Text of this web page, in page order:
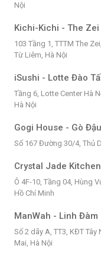
Nội
Kichi-Kichi - The
103 Tầng 1, TTTM The
Từ Liêm, Hà Nội
iSushi - Lotte Đào
Tầng 6, Lotte Center Hà
Hà Nội
Gogi House - Gò Đậu
Số 167 Đường 30/4, Thủ
Crystal Jade
Ô 4F-10, Tầng 04, Hùng
Hồ Chí Minh
ManWah - Linh Đàm
Số 2 dãy A, TT3, KĐT
Mai, Hà Nội